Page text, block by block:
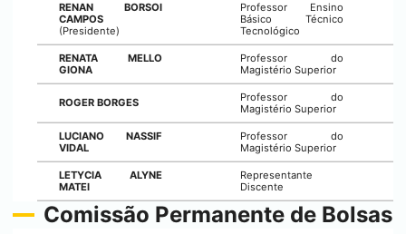
RENAN BORSOI
CAMPOS
(Presidente)
Professor Ensino
Básico Técnico
Tecnológico
RENATA MELLO
GIONA
Professor do
Magistério Superior
ROGER BORGES
Professor do
Magistério Superior
LUCIANO NASSIF
VIDAL
Professor do
Magistério Superior
LETYCIA ALYNE
MATEI
Representante
Discente
Comissão Permanente de Bolsas